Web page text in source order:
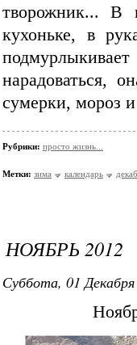
творожник... В
кухоньке, в
нарадоваться,
сумерки, мороз и
Рубрики: просто жизнь...
Метки: зима календарь
НОЯБРЬ 2012
Суббота, 01